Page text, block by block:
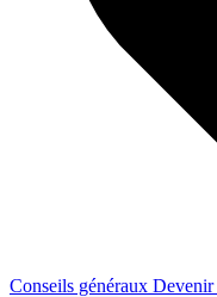
Conseils généraux Devenir